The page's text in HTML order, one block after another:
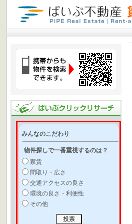
みんなのこだわり
物件探しで一番重視するのは？
家賃
間取り・広さ
交通アクセスの良さ
環境の良さ・利便性
その他